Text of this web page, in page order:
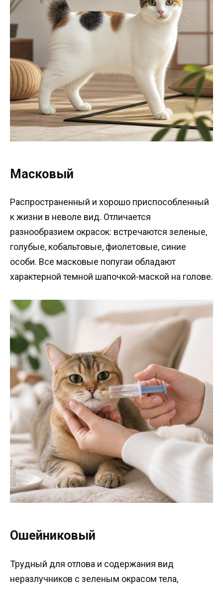
Масковый
Распространенный и хорошо приспособленный
к жизни в неволе вид. Отличается
разнообразием окрасок: встречаются зеленые,
голубые, кобальтовые, фиолетовые, синие
особи. Все масковые попугаи обладают
характерной темной шапочкой-маской на голове.
Ошейниковый
Трудный для отлова и содержания вид
неразлучников с зеленым окрасом тела,